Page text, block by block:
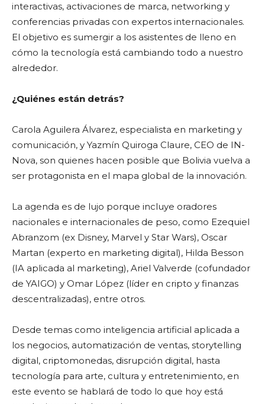
interactivas, activaciones de marca, networking y
conferencias privadas con expertos internacionales.
El objetivo es sumergir a los asistentes de lleno en
cómo la tecnología está cambiando todo a nuestro
alrededor.
¿Quiénes están detrás?
Carola Aguilera Álvarez, especialista en marketing y
comunicación, y Yazmín Quiroga Claure, CEO de IN-
Nova, son quienes hacen posible que Bolivia vuelva a
ser protagonista en el mapa global de la innovación.
La agenda es de lujo porque incluye oradores
nacionales e internacionales de peso, como Ezequiel
Abranzom (ex Disney, Marvel y Star Wars), Oscar
Martan (experto en marketing digital), Hilda Besson
(IA aplicada al marketing), Ariel Valverde (cofundador
de YAIGO) y Omar López (líder en cripto y finanzas
descentralizadas), entre otros.
Desde temas como inteligencia artificial aplicada a
los negocios, automatización de ventas, storytelling
digital, criptomonedas, disrupción digital, hasta
tecnología para arte, cultura y entretenimiento, en
este evento se hablará de todo lo que hoy está